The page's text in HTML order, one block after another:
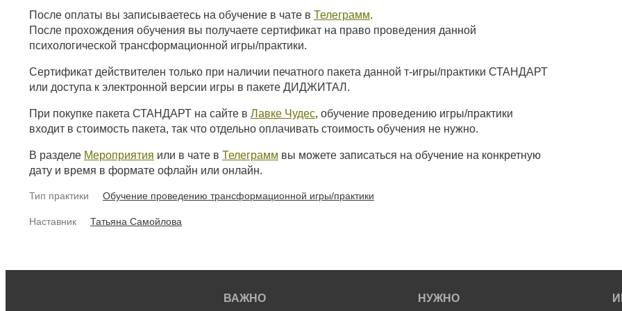
После оплаты вы записываетесь на обучение в чате в Телеграмм.
После прохождения обучения вы получаете сертификат на право проведения данной
психологической трансформационной игры/практики.
Сертификат действителен только при наличии печатного пакета данной т-игры/практики СТАНДАРТ
или доступа к электронной версии игры в пакете ДИДЖИТАЛ.
При покупке пакета СТАНДАРТ на сайте в Лавке Чудес, обучение проведению игры/практики
входит в стоимость пакета, так что отдельно оплачивать стоимость обучения не нужно.
В разделе Мероприятия или в чате в Телеграмм вы можете записаться на обучение на конкретную
дату и время в формате офлайн или онлайн.
Тип практики Обучение проведению трансформационной игры/практики
Наставник Татьяна Самойлова
ВАЖНО НУЖНО